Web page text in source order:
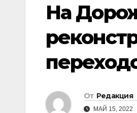
На
От Редакция
МАЙ 15, 2022